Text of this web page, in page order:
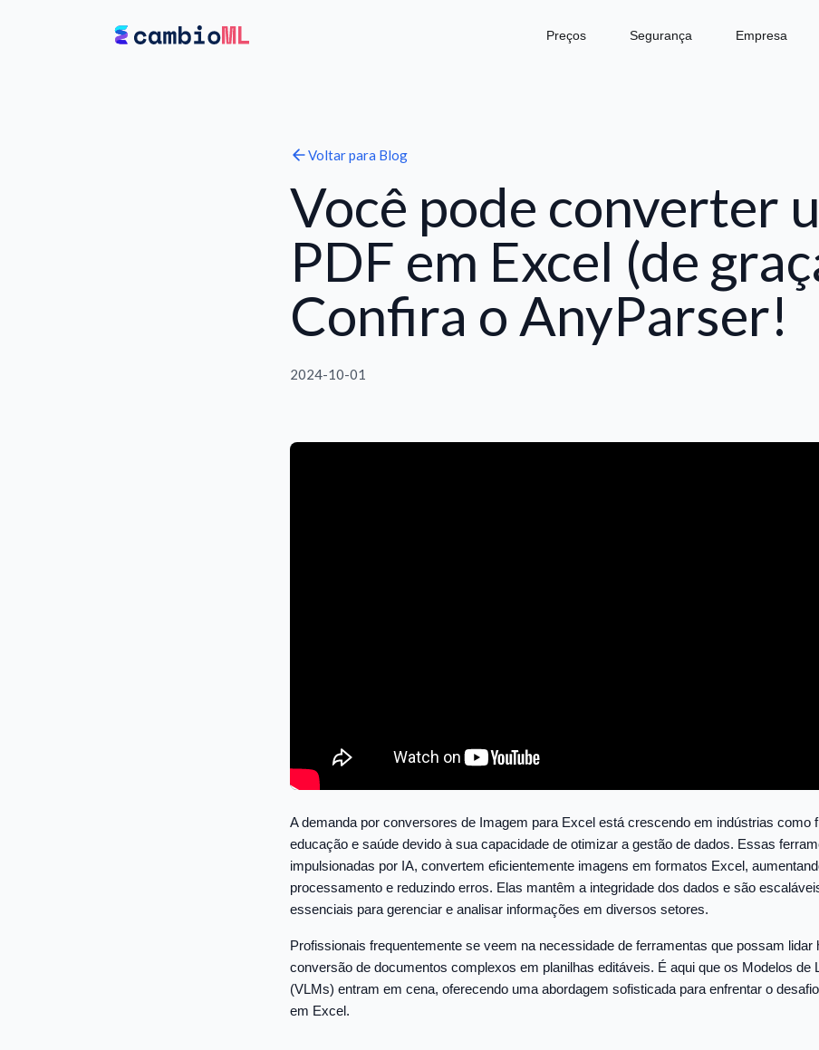
Preços Segurança Empresa
Voltar para Blog
Você pode converter
PDF em Excel (de
Confira o AnyParser!
2024-10-01
A demanda por conversores de Imagem para Excel está crescendo em indústrias como
educação e saúde devido à sua capacidade de otimizar a gestão de dados. Essas
impulsionadas por IA, convertem eficientemente imagens em formatos Excel,
processamento e reduzindo erros. Elas mantêm a integridade dos dados e são
essenciais para gerenciar e analisar informações em diversos setores.
Profissionais frequentemente se veem na necessidade de ferramentas que possam lidar
conversão de documentos complexos em planilhas editáveis. É aqui que os Modelos de
(VLMs) entram em cena, oferecendo uma abordagem sofisticada para enfrentar o
em Excel.